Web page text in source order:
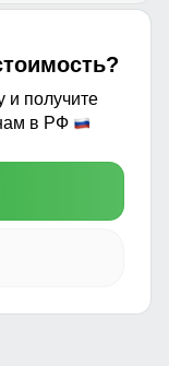
и получите
в РФ